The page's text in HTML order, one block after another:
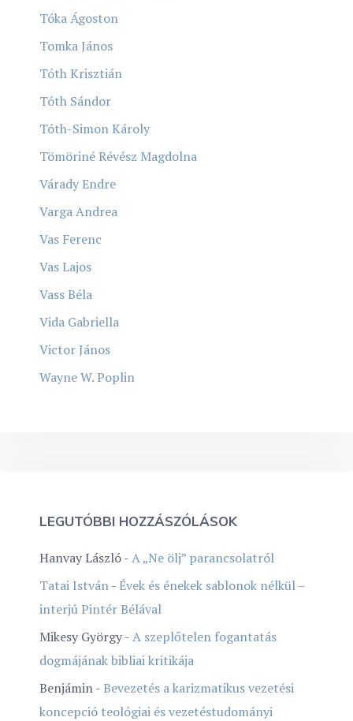
Tóka Ágoston
Tomka János
Tóth Krisztián
Tóth Sándor
Tóth-Simon Károly
Tömöriné Révész Magdolna
Várady Endre
Varga Andrea
Vas Ferenc
Vas Lajos
Vass Béla
Vida Gabriella
Victor János
Wayne W. Poplin
LEGUTÓBBI HOZZÁSZÓLÁSOK
Hanvay László-A „Ne ölj” parancsolatról
Tatai István- Évek és énekek sablonok nélkül –
interjú Pintér Bélával
Mikesy György-A szeplőtelen fogantatás
dogmájának bibliai kritikája
Benjámin-Bevezetés a karizmatikus vezetési
koncepció teológiai és vezetéstudományi